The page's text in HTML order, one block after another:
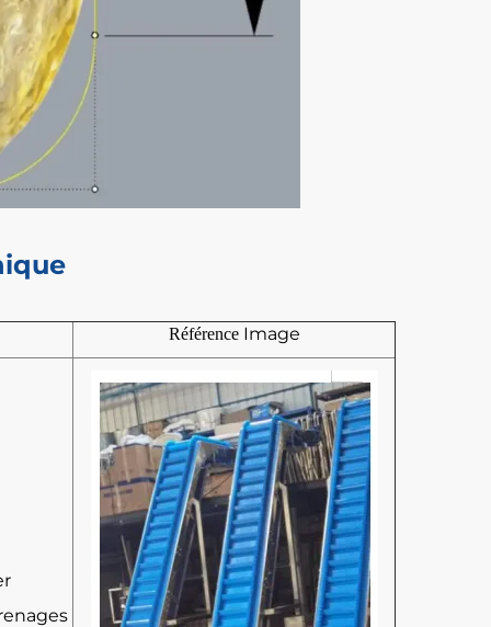
Référence Image